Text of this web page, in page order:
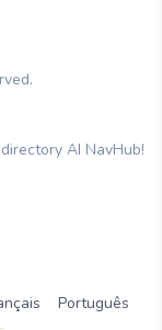
AI NavHub!
Português